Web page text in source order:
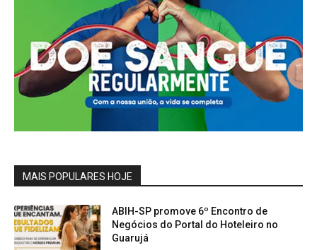
MAIS POPULARES HOJE
ABIH-SP promove 6º Encontro de
Negócios do Portal do Hoteleiro no
Guarujá